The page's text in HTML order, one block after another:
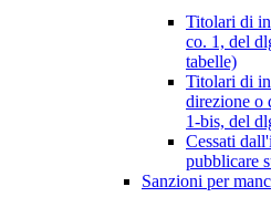
Titolari di
co. 1, del
tabelle)
Titolari di
direzione o
1-bis, del
Cessati
pubblicare
Sanzioni per